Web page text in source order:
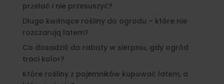
przelać i nie przesuszyć?
Długo kwitnące rośliny do ogrodu – które nie
rozczarują latem?
Co dosadzić do rabaty w sierpniu, gdy ogród
traci kolor?
Które rośliny z pojemników kupować latem, a